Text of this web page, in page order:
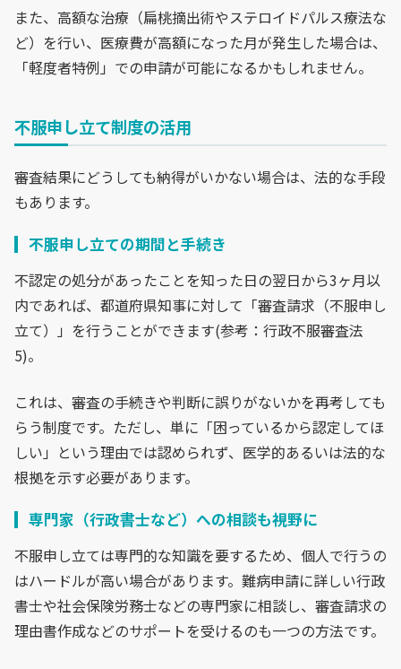
また、高額な治療（扁桃摘出術やステロイドパルス療法な
ど）を行い、医療費が高額になった月が発生した場合は、
「軽度者特例」での申請が可能になるかもしれません。
不服申し立て制度の活用
審査結果にどうしても納得がいかない場合は、法的な手段
もあります。
不服申し立ての期間と手続き
不認定の処分があったことを知った日の翌日から3ヶ月以
内であれば、都道府県知事に対して「審査請求（不服申し
立て）」を行うことができます(参考：行政不服審査法
5)。
これは、審査の手続きや判断に誤りがないかを再考しても
らう制度です。ただし、単に「困っているから認定してほ
しい」という理由では認められず、医学的あるいは法的な
根拠を示す必要があります。
専門家（行政書士など）への相談も視野に
不服申し立ては専門的な知識を要するため、個人で行うの
はハードルが高い場合があります。難病申請に詳しい行政
書士や社会保険労務士などの専門家に相談し、審査請求の
理由書作成などのサポートを受けるのも一つの方法です。